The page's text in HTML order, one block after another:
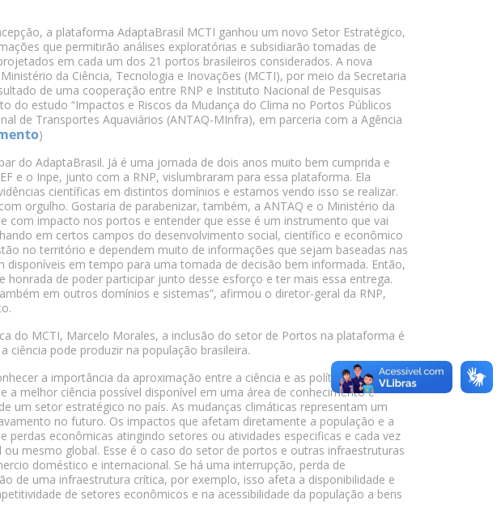
a plataforma AdaptaBrasil MCTI ganhou um novo Setor Estratégico,
que permitirão análises exploratórias e subsidiarão tomadas de
em cada um dos 21 portos brasileiros considerados. A nova
da Ciência, Tecnologia e Inovações (MCTI), por meio da Secretaria
de uma cooperação entre RNP e Instituto Nacional de Pesquisas
do estudo “Impactos e Riscos da Mudança do Clima no Portos Públicos
de Transportes Aquaviários (ANTAQ-MInfra), em parceria com a Agência
)
do AdaptaBrasil. Já é uma jornada de dois anos muito bem cumprida e
e o Inpe, junto com a RNP, vislumbraram para essa plataforma. Ela
científicas em distintos domínios e estamos vendo isso se realizar.
orgulho. Gostaria de parabenizar, também, a ANTAQ e o Ministério da
com impacto nos portos e entender que esse é um instrumento que vai
em certos campos do desenvolvimento social, científico e econômico
no território e dependem muito de informações que sejam baseadas nas
disponíveis em tempo para uma tomada de decisão bem informada. Então,
honrada de poder participar junto desse esforço e ter mais essa entrega.
em outros domínios e sistemas”, afirmou o diretor-geral da RNP,
do MCTI, Marcelo Morales, a inclusão do setor de Portos na plataforma é
pode produzir na população brasileira.
a importância da aproximação entre a ciência e as políticas públicas.
a melhor ciência possível disponível em uma área de conhecimento é
um setor estratégico no país. As mudanças climáticas representam um
no futuro. Os impactos que afetam diretamente a população e a
perdas econômicas atingindo setores ou atividades especificas e cada vez
mesmo global. Esse é o caso do setor de portos e outras infraestruturas
doméstico e internacional. Se há uma interrupção, perda de
de uma infraestrutura crítica, por exemplo, isso afeta a disponibilidade e
de setores econômicos e na acessibilidade da população a bens